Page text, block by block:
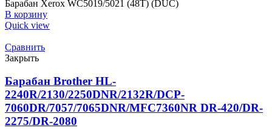
Барабан Xerox WC5019/5021 (48T) (DUC)
В корзину
Quick view
Сравнить
Закрыть
Барабан Brother HL-
2240R/2130/2250DNR/2132R/DCP-
7060DR/7057/7065DNR/MFC7360NR DR-420/DR-
2275/DR-2080